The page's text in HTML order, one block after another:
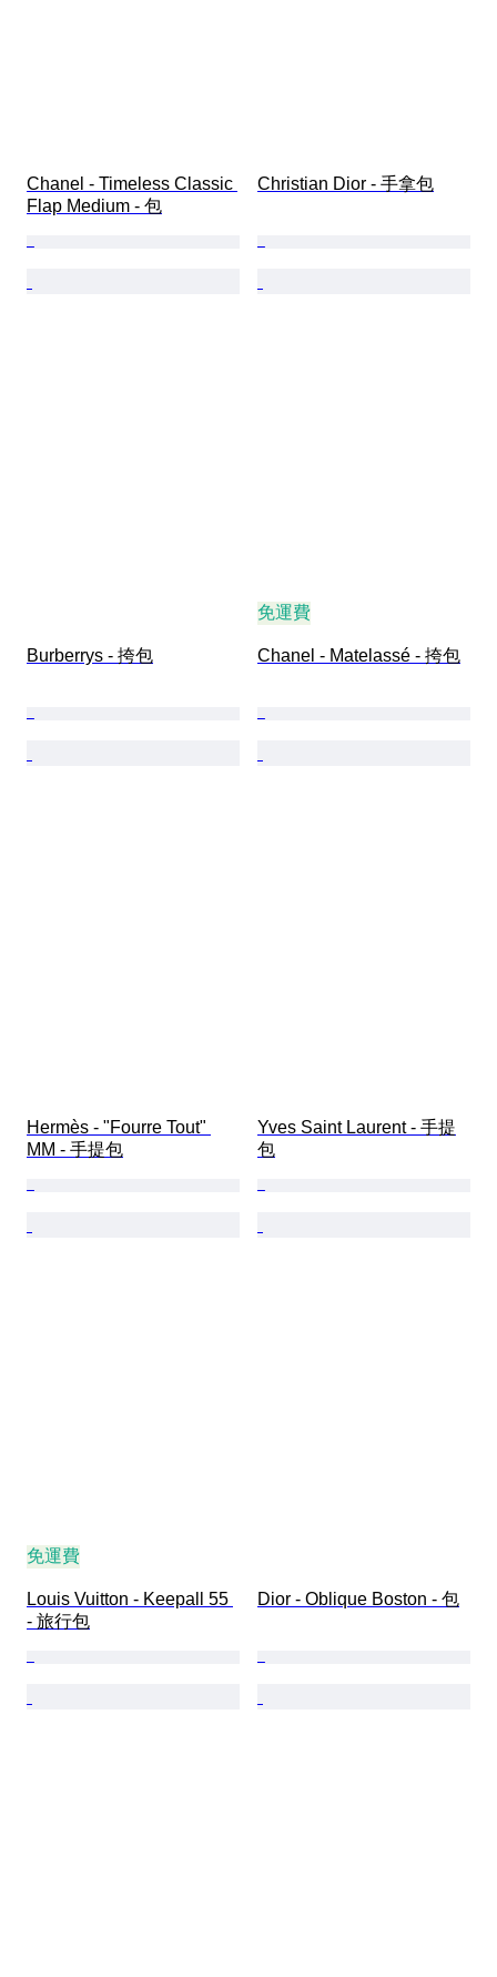
Chanel - Timeless Classic
Flap Medium - 包
Christian Dior - 手拿包
Burberrys - 挎包
免運費
Chanel - Matelassé - 挎包
Hermès - "Fourre Tout"
MM - 手提包
Yves Saint Laurent - 手提
包
免運費
Louis Vuitton - Keepall 55
- 旅行包
Dior - Oblique Boston - 包